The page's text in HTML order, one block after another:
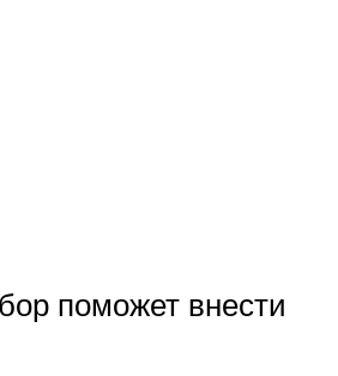
поможет внести